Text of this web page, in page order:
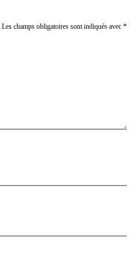
Les champs obligatoires sont indiqués avec *